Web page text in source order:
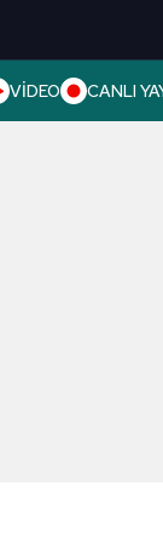
VİDEO CANLI